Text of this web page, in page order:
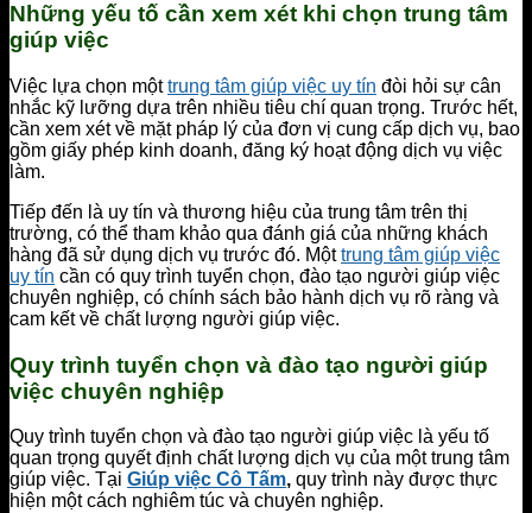
Những yếu tố cần xem xét khi chọn trung tâm
giúp việc
Việc lựa chọn mộttrung tâm giúp việc uy tín đòi hỏi sự cân
nhắc kỹ lưỡng dựa trên nhiều tiêu chí quan trọng. Trước hết,
cần xem xét về mặt pháp lý của đơn vị cung cấp dịch vụ, bao
gồm giấy phép kinh doanh, đăng ký hoạt động dịch vụ việc
làm.
Tiếp đến là uy tín và thương hiệu của trung tâm trên thị
trường, có thể tham khảo qua đánh giá của những khách
hàng đã sử dụng dịch vụ trước đó. Mộttrung tâm giúp việc
uy tín cần có quy trình tuyển chọn, đào tạo người giúp việc
chuyên nghiệp, có chính sách bảo hành dịch vụ rõ ràng và
cam kết về chất lượng người giúp việc.
Quy trình tuyển chọn và đào tạo người giúp
việc chuyên nghiệp
Quy trình tuyển chọn và đào tạo người giúp việc là yếu tố
quan trọng quyết định chất lượng dịch vụ của một trung tâm
giúp việc. Tại Giúp việc Cô Tấm, quy trình này được thực
hiện một cách nghiêm túc và chuyên nghiệp.